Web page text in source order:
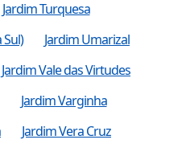
Jardim Turquesa
Jardim Umarizal
Jardim Vale das Virtudes
Jardim Varginha
Jardim Vera Cruz